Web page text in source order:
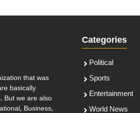
that was
basically
But we are also
Business,
Categories
Political
Sports
Entertainment
World News